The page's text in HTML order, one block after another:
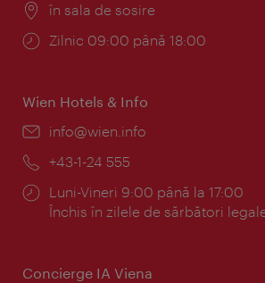
Locul:
în sala de sosire
Program:
Zilnic 09:00 până 18:00
Wien Hotels & Info
E-
info@wien.info
Telefon:
+43-1-24 555
Program:
Luni-Vineri 9:00 până la 17:00
Închis în zilele de sărbători
Concierge IA Viena